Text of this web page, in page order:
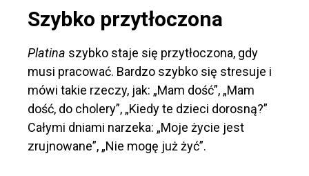
Szybko przytłoczona
Platina szybko staje się przytłoczona, gdy
musi pracować. Bardzo szybko się stresuje i
mówi takie rzeczy, jak: „Mam dość”, „Mam
dość, do cholery”, „Kiedy te dzieci dorosną?”
Całymi dniami narzeka: „Moje życie jest
zrujnowane”, „Nie mogę już żyć”.